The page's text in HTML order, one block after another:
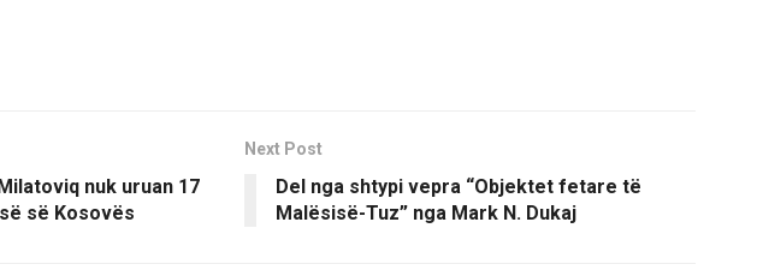
nuk uruan 17
së Kosovës
Next Post
Del nga shtypi vepra “Objektet fetare të
Malësisë-Tuz” nga Mark N. Dukaj